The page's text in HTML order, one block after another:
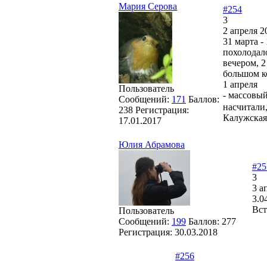
Мария Серова
Пользователь
Сообщений: 171 Баллов:
238 Регистрация:
17.01.2017
#254
3
2 апреля
31 марта -
вечером,
большом
1 апреля
-
Юлия Абрамова
Пользователь
Сообщений: 199 Баллов: 277
Регистрация: 30.03.2018
3
3
#256